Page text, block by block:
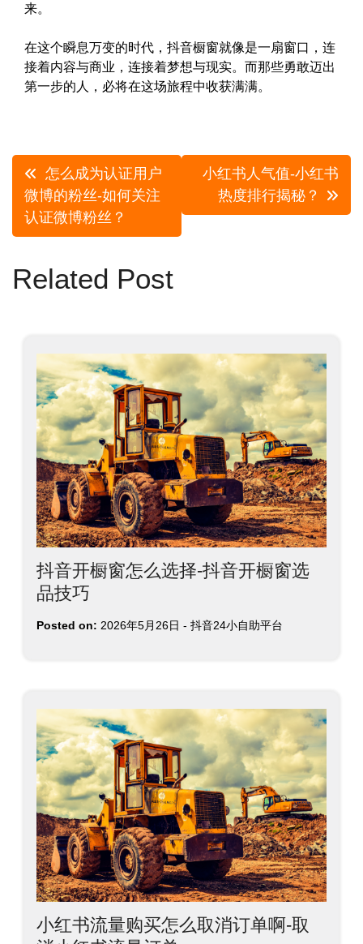
来。
在这个瞬息万变的时代，抖音橱窗就像是一扇窗口，连
接着内容与商业，连接着梦想与现实。而那些勇敢迈出
第一步的人，必将在这场旅程中收获满满。
文
章
导
航
怎么成为认证用户
微博的粉丝-如何关注
认证微博粉丝？
小红书人气值-小红书
热度排行揭秘？
Related Post
抖音开橱窗怎么选择-抖音开橱窗选
品技巧
Posted on: 2026年5月26日 - 抖音24小自助平台
小红书流量购买怎么取消订单啊-取